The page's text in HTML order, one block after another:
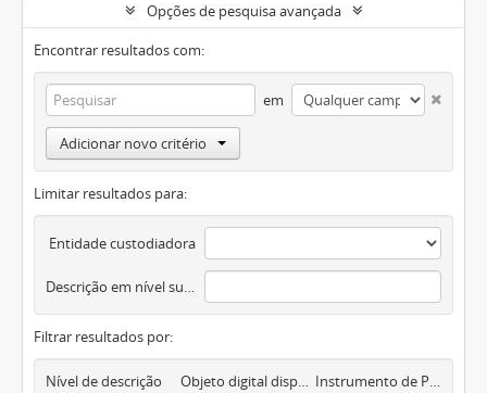
Opções de pesquisa avançada
Encontrar resultados com:
em
Adicionar novo critério
Limitar resultados para:
Entidade custodiadora
Descrição em nível superior
Filtrar resultados por:
Nível de descrição Objeto digital disponível Instrumento de Pesquisa